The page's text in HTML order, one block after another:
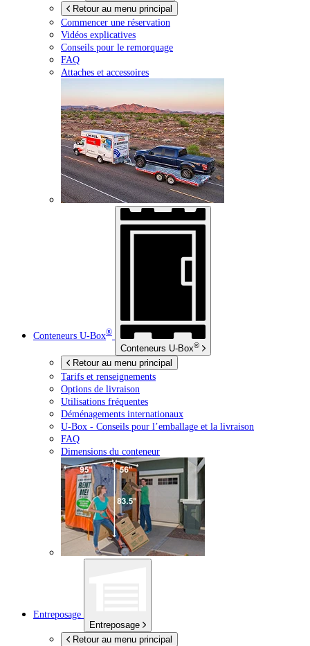
Retour au menu principal
Commencer une réservation
Vidéos explicatives
Conseils pour le remorquage
FAQ
Attaches et accessoires
Conteneurs U-Box®
Conteneurs U-Box®
Retour au menu principal
Tarifs et renseignements
Options de livraison
Utilisations fréquentes
Déménagements internationaux
U-Box - Conseils pour l’emballage et la livraison
FAQ
Dimensions du conteneur
Entreposage
Entreposage
Retour au menu principal